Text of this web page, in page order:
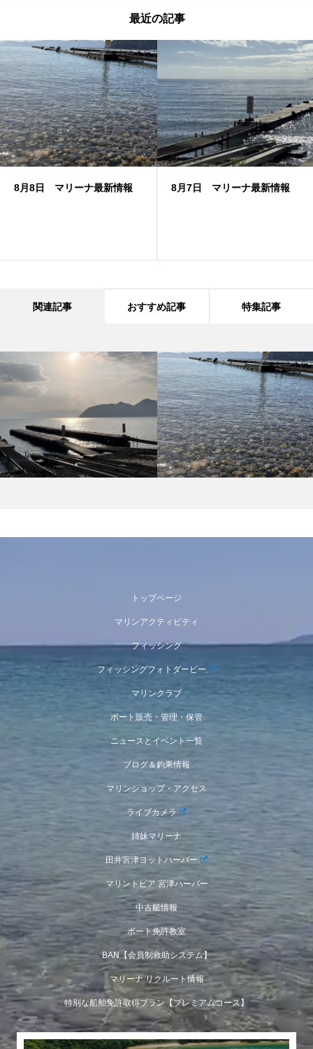
最近の記事
8月8日 マリーナ最新情報 8月7日 マリーナ最新情報
関連記事 おすすめ記事 特集記事
トップページ
マリンアクティビティ
フィッシング
フィッシングフォトダービー
マリンクラブ
ボート販売・管理・保管
ニュースとイベント一覧
ブログ＆釣果情報
マリンショップ・アクセス
ライブカメラ
姉妹マリーナ
田井宮津ヨットハーバー
マリントピア 宮津ハーバー
中古艇情報
ボート免許教室
BAN【会員制救助システム】
マリーナ リクルート情報
特別な船舶免許取得プラン【プレミアムコース】